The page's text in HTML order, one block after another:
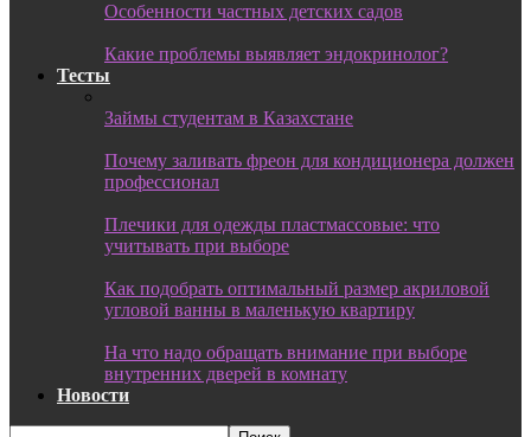
Особенности частных детских садов
Какие проблемы выявляет эндокринолог?
Тесты
Займы студентам в Казахстане
Почему заливать фреон для кондиционера должен
профессионал
Плечики для одежды пластмассовые: что
учитывать при выборе
Как подобрать оптимальный размер акриловой
угловой ванны в маленькую квартиру
На что надо обращать внимание при выборе
внутренних дверей в комнату
Новости